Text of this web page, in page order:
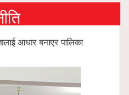
आधार बनाएर पालिका